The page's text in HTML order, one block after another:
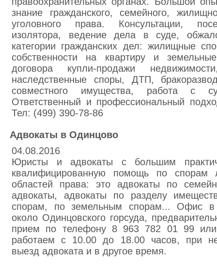
знание гражданского, семейного,
уголовного права. Консультации,
изолятора, ведение дела в суде,
категории гражданских дел: жилищные
собственности на квартиру и
договора купли-продажи
наследственные споры, ДТП,
совместного имущества, работа с
Ответственный и профессиональный
Тел: (499) 390-78-86
Адвокаты в Одинцово
04.08.2016
Юристы и адвокаты с большим
квалифицированную помощь по спорам
областей права: это адвокаты по
адвокаты, адвокаты по разделу
спорам, по земельным спорам... Офис в
около Одинцовского горсуда,
прием по телефону 8 963 782 01 99
работаем с 10.00 до 18.00 часов, при
выезд адвоката и в другое время.